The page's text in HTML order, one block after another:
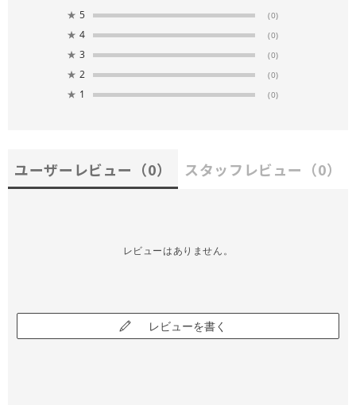
★ 5 (0)
★ 4 (0)
★ 3 (0)
★ 2 (0)
★ 1 (0)
ユーザーレビュー （0） スタッフレビュー （0）
レビューはありません。
レビューを書く